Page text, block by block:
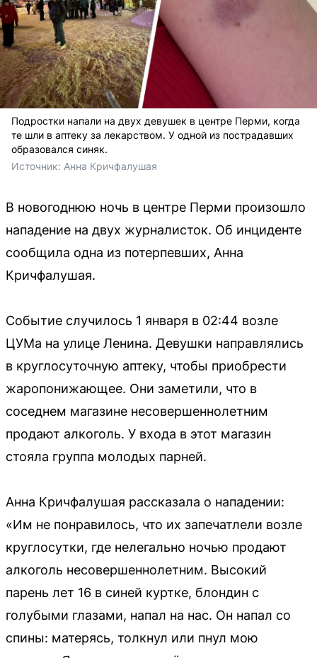
Подростки напали на двух девушек в центре Перми, когда
те шли в аптеку за лекарством. У одной из пострадавших
образовался синяк.
Источник: Анна Кричфалушая
В новогоднюю ночь в центре Перми произошло
нападение на двух журналисток. Об инциденте
сообщила одна из потерпевших, Анна
Кричфалушая.
Событие случилось 1 января в 02:44 возле
ЦУМа на улице Ленина. Девушки направлялись
в круглосуточную аптеку, чтобы приобрести
жаропонижающее. Они заметили, что в
соседнем магазине несовершеннолетним
продают алкоголь. У входа в этот магазин
стояла группа молодых парней.
Анна Кричфалушая рассказала о нападении:
«Им не понравилось, что их запечатлели возле
круглосутки, где нелегально ночью продают
алкоголь несовершеннолетним. Высокий
парень лет 16 в синей куртке, блондин с
голубыми глазами, напал на нас. Он напал со
спины: матерясь, толкнул или пнул мою